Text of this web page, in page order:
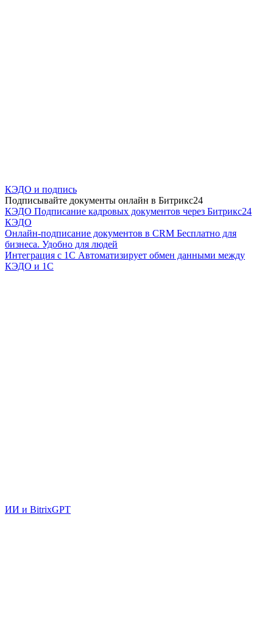
КЭДО и подпись
Подписывайте документы онлайн в Битрикс24
КЭДО Подписание кадровых документов через Битрикс24
КЭДО
Онлайн-подписание документов в CRM Бесплатно для
бизнеса. Удобно для людей
Интеграция с 1С Автоматизирует обмен данными между
КЭДО и 1С
ИИ и BitrixGPT